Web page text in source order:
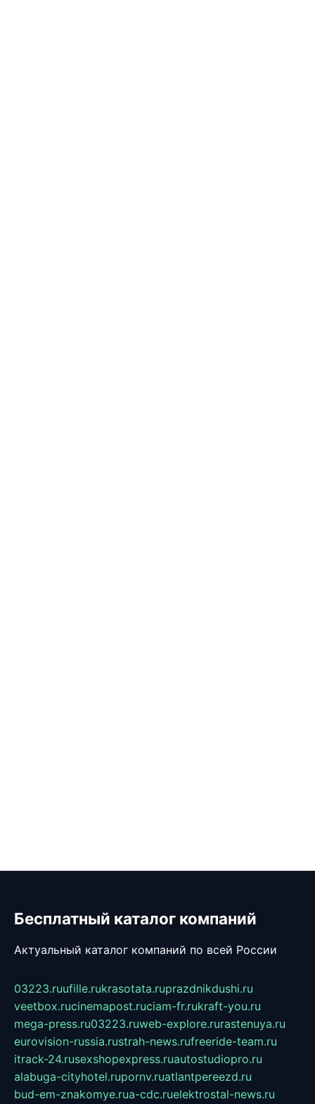
Бесплатный каталог компаний
Актуальный каталог компаний по всей России
03223.ruufille.rukrasotata.ruprazdnikdushi.ru
veetbox.rucinemapost.ruciam-fr.rukraft-you.ru
mega-press.ru03223.ruweb-explore.rurastenuya.ru
eurovision-russia.rustrah-news.rufreeride-team.ru
itrack-24.rusexshopexpress.ruautostudiopro.ru
alabuga-cityhotel.rupornv.ruatlantpereezd.ru
bud-em-znakomye.rua-cdc.ruelektrostal-news.ru